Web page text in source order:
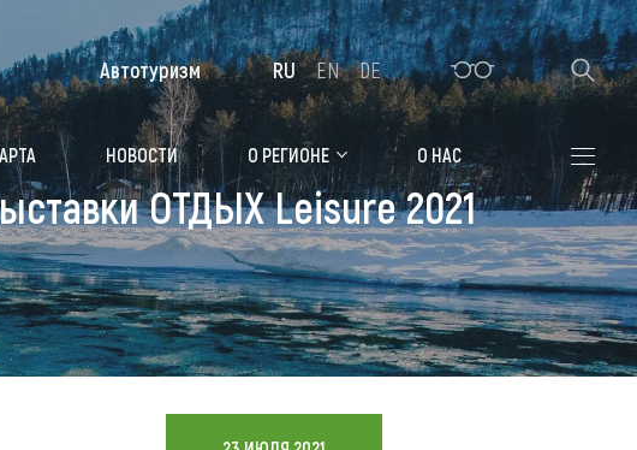
форум Алтайская зимовка
Где остановиться
Санатории
Гостиницы, отели
Коттеджи, базы
Сельские усадьбы
НОВОСТИ О РЕГИОНЕ О НАС
Автотуризм RU EN DE
ОТДЫХ Leisure 2021